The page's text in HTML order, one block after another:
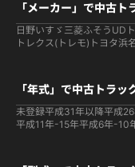
「メーカー」で中古ト
日野いすゞ 三菱ふそう UD
トレクス(トレモ) トヨタ浜
「年式」で中古トラッ
未登録平成31年以降平成
平成11年-15年平成6年-10